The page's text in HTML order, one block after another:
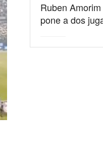
Ruben
pone a dos